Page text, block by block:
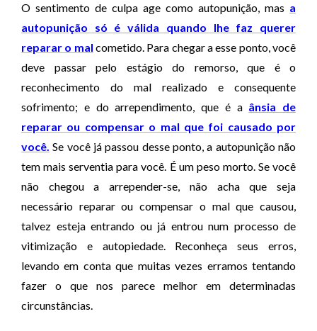
O sentimento de culpa age como autopunição, mas a
autopunição só é válida quando lhe faz querer
reparar o mal cometido. Para chegar a esse ponto, você
deve passar pelo estágio do remorso, que é o
reconhecimento do mal realizado e consequente
sofrimento; e do arrependimento, que é a ânsia de
reparar ou compensar o mal que foi causado por
você. Se você já passou desse ponto, a autopunição não
tem mais serventia para você. É um peso morto. Se você
não chegou a arrepender-se, não acha que seja
necessário reparar ou compensar o mal que causou,
talvez esteja entrando ou já entrou num processo de
vitimização e autopiedade. Reconheça seus erros,
levando em conta que muitas vezes erramos tentando
fazer o que nos parece melhor em determinadas
circunstâncias.